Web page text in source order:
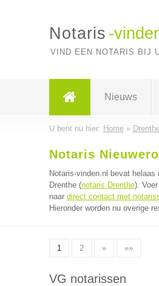
Notaris -
VIND EEN NOTARIS BIJ
Nieuws
U bent nu hier: Home»
Notaris
Notaris-vinden.nl bevat helaas
Drenthe (notaris Drenthe).
naar direct contact met
Hieronder worden nu overige
1 2 » »»
VG notarissen